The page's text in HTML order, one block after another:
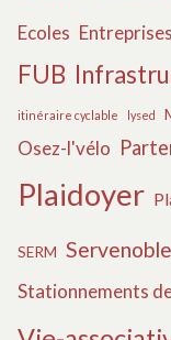
Ecoles Entreprises
FUB
itinéraire cyclable lysed
Osez-l'vélo
Plaidoyer
SERM Servenoble
Stationnements